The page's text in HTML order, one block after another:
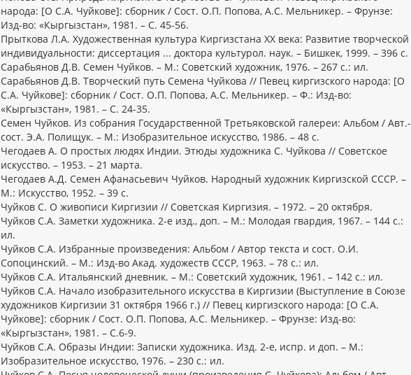
народа: [О С.А. Чуйкове]: сборник / Сост. О.П. Попова, А.С. Мельникер. – Фрунзе:
Изд-во: «Кыргызстан», 1981. – С. 45-56.
Прыткова Л.А. Художественная культура Киргизстана XX века: Развитие творческой
индивидуальности: диссертация ... доктора культурол. наук. – Бишкек, 1999. – 396 с.
Сарабьянов Д.В. Семен Чуйков. – М.: Советский художник, 1976. – 267 с.: ил.
Сарабьянов Д.В. Творческий путь Семена Чуйкова // Певец киргизского народа: [О
С.А. Чуйкове]: сборник / Сост. О.П. Попова, А.С. Мельникер. – Ф.: Изд-во:
«Кыргызстан», 1981. – С. 24-35.
Семен Чуйков. Из собрания Государственной Третьяковской галереи: Альбом / Авт.-
сост. Э.А. Полищук. – М.: Изобразительное искусство, 1986. – 48 с.
Чегодаев А. О простых людях Индии. Этюды художника С. Чуйкова // Советское
искусство. – 1953. – 21 марта.
Чегодаев А.Д. Семен Афанасьевич Чуйков. Народный художник Киргизской СССР. –
М.: Искусство, 1952. – 39 с.
Чуйков С. О живописи Киргизии // Советская Киргизия. – 1972. – 20 октября.
Чуйков С.А. Заметки художника. 2-е изд., доп. – М.: Молодая гвардия, 1967. – 144 с.:
ил.
Чуйков С.А. Избранные произведения: Альбом / Автор текста и сост. О.И.
Сопоцинский. – М.: Изд-во Акад. художеств СССР, 1963. – 78 с.: ил.
Чуйков С.А. Итальянский дневник. – М.: Советский художник, 1961. – 142 с.: ил.
Чуйков С.А. Начало изобразительного искусства в Киргизии (Выступление в Союзе
художников Киргизии 31 октября 1966 г.) // Певец киргизского народа: [О С.А.
Чуйкове]: сборник / Сост. О.П. Попова, А.С. Мельникер. – Фрунзе: Изд-во:
«Кыргызстан», 1981. – С.6-9.
Чуйков С.А. Образы Индии: Записки художника. Изд. 2-е, испр. и доп. – М.:
Изобразительное искусство, 1976. – 230 с.: ил.